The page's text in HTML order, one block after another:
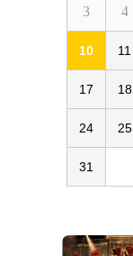
3 4
10 11
17 18
24 25
31